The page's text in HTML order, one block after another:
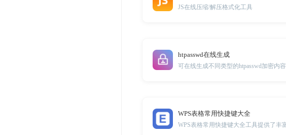
JS在线压缩/解压格式化工具
htpasswd在线生成
可在线生成不同类型的htpasswd加密内容
WPS表格常用快捷键大全